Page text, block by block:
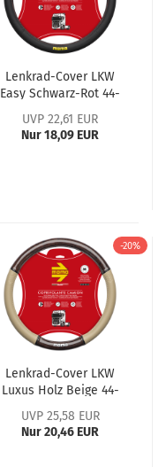
Lenkrad-Cover LKW
Easy Schwarz-Rot 44-
UVP 22,61 EUR
Nur 18,09 EUR
-20%
Lenkrad-Cover LKW
Luxus Holz Beige 44-
UVP 25,58 EUR
Nur 20,46 EUR